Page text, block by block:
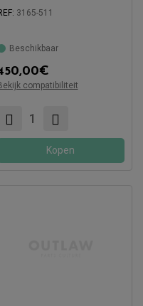
3165-511
Beschikbaar
€
compatibiliteit
Kopen